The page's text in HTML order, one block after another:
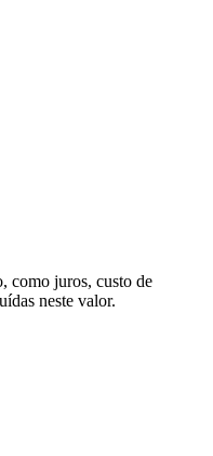
como juros, custo de
neste valor.